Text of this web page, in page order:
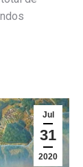
Jul
31
2020